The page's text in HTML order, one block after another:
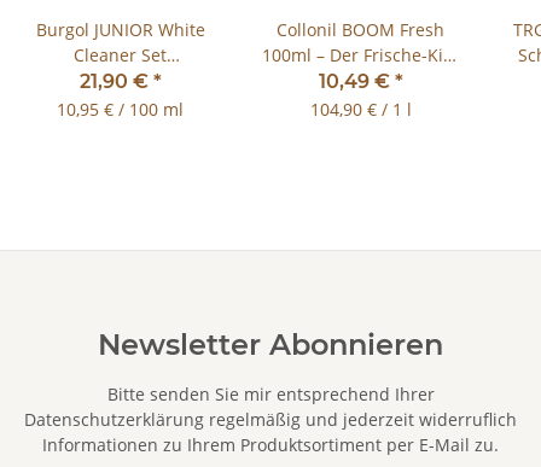
Burgol JUNIOR White
Cleaner Set
Sneakerspflege Sneaker
Reinigung 200ml
21,90 € *
10,95 € / 100 ml
Collonil BOOM Fresh
100ml – Der Frische-Kick
für Ihre Schuhe und
Textilien
10,49 € *
104,90 € / 1 l
Newsletter Abonnieren
Bitte senden Sie mir entsprechend Ihrer
Datenschutzerklärung regelmäßig und jederzeit widerruflich
Informationen zu Ihrem Produktsortiment per E-Mail zu.